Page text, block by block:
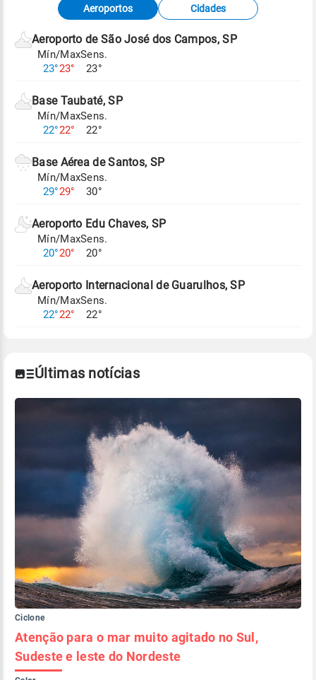
meteorológicas e satélite do Centro de Previsão
de Tempo e Estudos Climáticos (CPTEC).
Para obter mais informações sobre os dados
Aeroportos Cidades
Aeroporto de São José dos Campos, SP
Mín/Max
23°23°
Sens.
23°
Base Taubaté, SP
Mín/Max
22°22°
Sens.
22°
Base Aérea de Santos, SP
Mín/Max
29°29°
Sens.
30°
Aeroporto Edu Chaves, SP
Mín/Max
20°20°
Sens.
20°
Aeroporto Internacional de Guarulhos, SP
Mín/Max
22°22°
Sens.
22°
Últimas notícias
Ciclone
Atenção para o mar muito agitado no Sul,
Sudeste e leste do Nordeste